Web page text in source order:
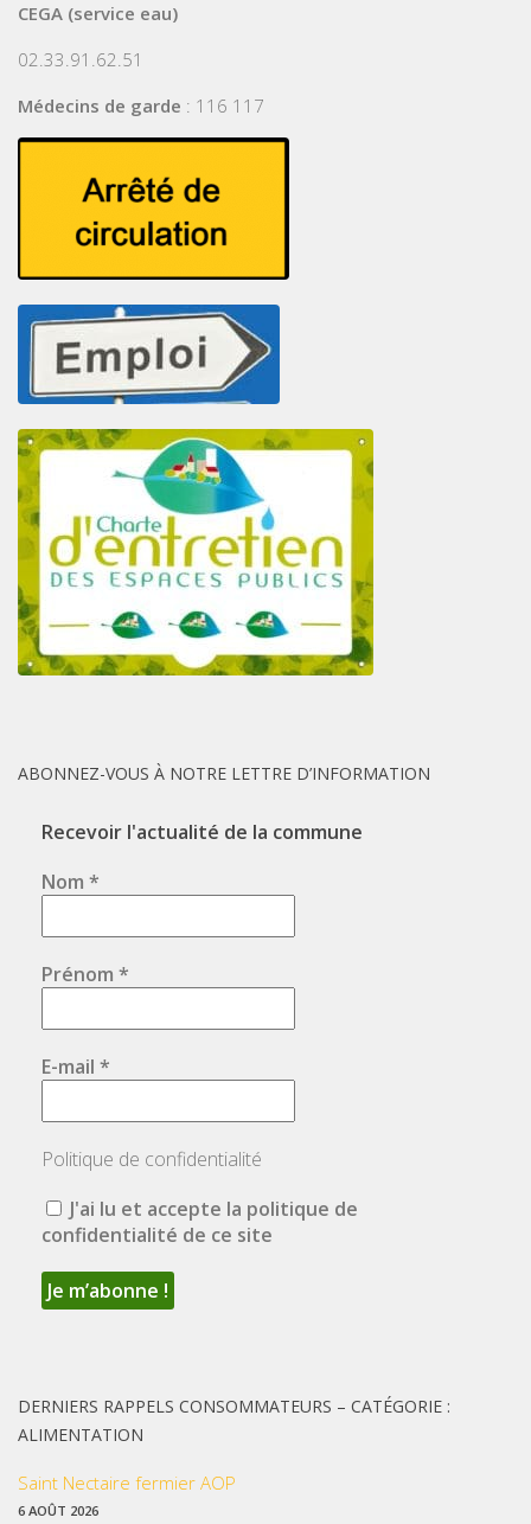
CEGA (service eau)
02.33.91.62.51
Médecins de garde : 116 117
ABONNEZ-VOUS À NOTRE LETTRE D’INFORMATION
Recevoir l'actualité de la commune
Nom *
Prénom *
E-mail *
Politique de confidentialité
J'ai lu et accepte la politique de
confidentialité de ce site
DERNIERS RAPPELS CONSOMMATEURS – CATÉGORIE :
ALIMENTATION
Saint Nectaire fermier AOP
6 AOÛT 2026